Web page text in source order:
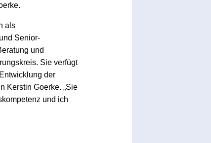
als
Senior-
und
Sie verfügt
der
Kerstin Goerke. „Sie
und ich